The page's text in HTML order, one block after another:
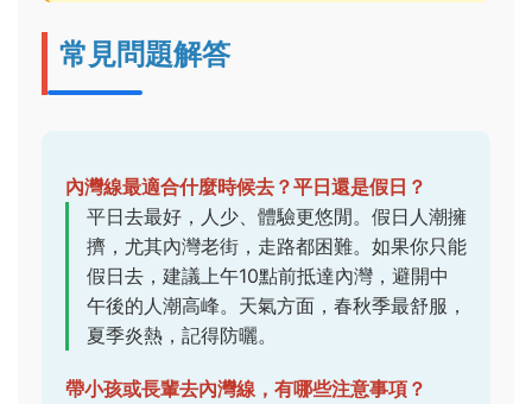
常見問題解答
內灣線最適合什麼時候去？平日還是假日？
平日去最好，人少、體驗更悠閒。假日人潮擁
擠，尤其內灣老街，走路都困難。如果你只能
假日去，建議上午10點前抵達內灣，避開中
午後的人潮高峰。天氣方面，春秋季最舒服，
夏季炎熱，記得防曬。
帶小孩或長輩去內灣線，有哪些注意事項？